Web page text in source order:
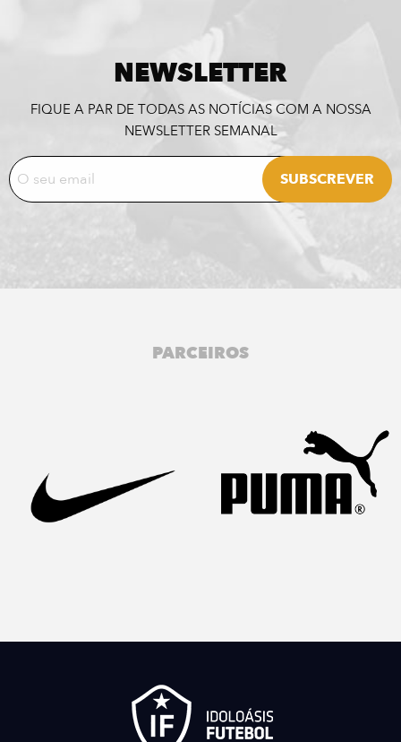
NEWSLETTER
FIQUE A PAR DE TODAS AS NOTÍCIAS COM A NOSSA
NEWSLETTER SEMANAL
PARCEIROS